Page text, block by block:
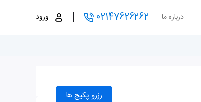
درباره ما 02147626262 ورود
رزرو پکیج ها